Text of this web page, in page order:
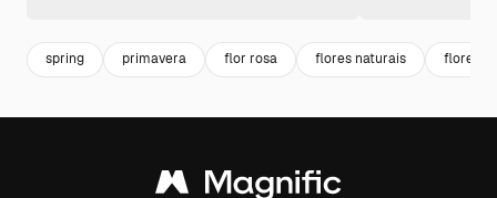
spring primavera flor rosa flores naturais flores